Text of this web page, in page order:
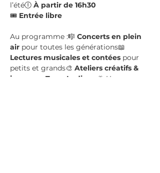
l’été🕕 À partir de 16h30
🎟️ Entrée libre
Au programme :🎼 Concerts en plein
air pour toutes les générations📖
Lectures musicales et contées pour
petits et grands🎨 Ateliers créatifs &
jeux
Terre Ludique
🌅 Un espace